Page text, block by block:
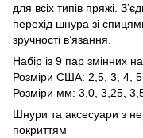
для всіх типів пряжі.
перехід шнура зі
зручності в’язання.
Набір із 9 пар змінних
Розміри США: 2,5, 3, 4,
Розміри мм: 3,0, 3,25,
Шнури та аксесуари з
покриттям